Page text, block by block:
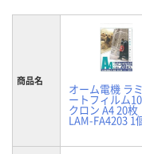
商品名
オーム電機 ラ
ートフィルム
クロン A4 20枚
LAM-FA4203 1